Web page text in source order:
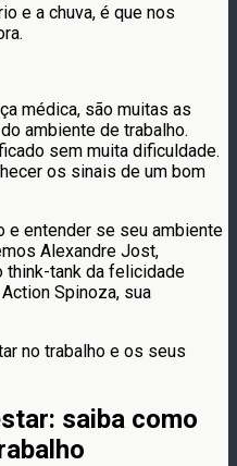
e a chuva, é que nos
médica, são muitas as
ambiente de trabalho.
sem muita dificuldade.
os sinais de um bom
e entender se seu ambiente
Alexandre Jost,
think-tank da felicidade
Spinoza, sua
no trabalho e os seus
saiba como